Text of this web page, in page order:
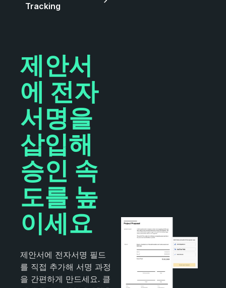
Tracking
제안서
에 전자
서명을
삽입해
승인 속
도를 높
이세요
제안서에 전자서명 필드
를 직접 추가해 서명 과정
을 간편하게 만드세요. 클